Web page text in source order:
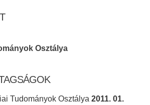
Osztálya
Tudományok Osztálya 2011. 01.